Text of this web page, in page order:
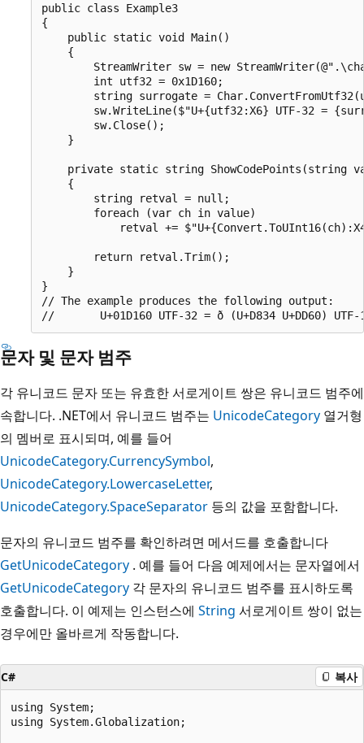
public class Example3
{
    public static void Main()
    {
StreamWriter sw = new
        int utf32 = 0x1D160;
string surrogate =
sw.WriteLine($"U+{utf32:X6} UTF-32 =
        sw.Close();
    }
private static string ShowCodePoints(string
    {
        string retval = null;
        foreach (var ch in value)
retval +=
        return retval.Trim();
    }
}
// The example produces the following output:
문자 및 문자 범주
각 유니코드 문자 또는 유효한 서로게이트 쌍은 유니코드 범주에
속합니다. .NET에서 유니코드 범주는 UnicodeCategory 열거형
의 멤버로 표시되며, 예를 들어
UnicodeCategory.CurrencySymbol,
UnicodeCategory.LowercaseLetter,
UnicodeCategory.SpaceSeparator 등의 값을 포함합니다.
문자의 유니코드 범주를 확인하려면 메서드를 호출합니다
GetUnicodeCategory . 예를 들어 다음 예제에서는 문자열에서
GetUnicodeCategory 각 문자의 유니코드 범주를 표시하도록
호출합니다. 이 예제는 인스턴스에 String 서로게이트 쌍이 없는
경우에만 올바르게 작동합니다.
C# 복사
using System;
using System.Globalization;